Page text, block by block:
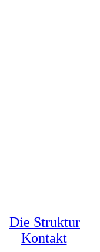
Die Struktur
Kontakt